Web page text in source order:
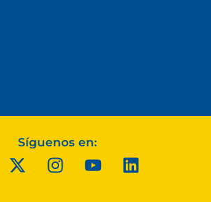
Síguenos en: